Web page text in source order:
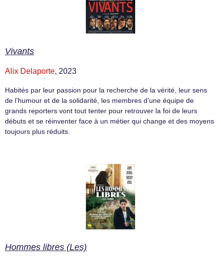
Vivants
Alix Delaporte, 2023
Habités par leur passion pour la recherche de la vérité, leur sens
de l’humour et de la solidarité, les membres d’une équipe de
grands reporters vont tout tenter pour retrouver la foi de leurs
débuts et se réinventer face à un métier qui change et des moyens
toujours plus réduits.
Hommes libres (Les)